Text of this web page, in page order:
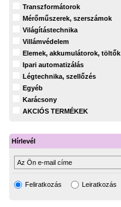
Transzformátorok
Mérőműszerek, szerszámok
Világítástechnika
Villámvédelem
Elemek, akkumulátorok, töltők
Ipari automatizálás
Légtechnika, szellőzés
Egyéb
Karácsony
AKCIÓS TERMÉKEK
Hírlevél
Feliratkozás Leiratkozás